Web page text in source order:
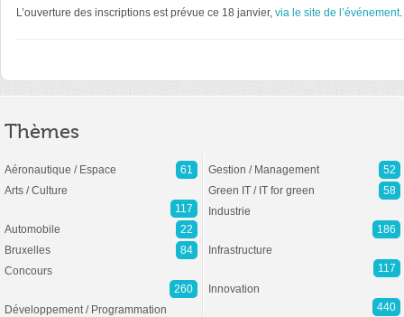
L’ouverture des inscriptions est prévue ce 18 janvier, via le site de l’événement.
Thèmes
Aéronautique / Espace
61
Arts / Culture
117
Automobile
22
Bruxelles
84
Concours
260
Développement / Programmation
Gestion / Management
52
Green IT / IT for green
58
Industrie
186
Infrastructure
117
Innovation
440